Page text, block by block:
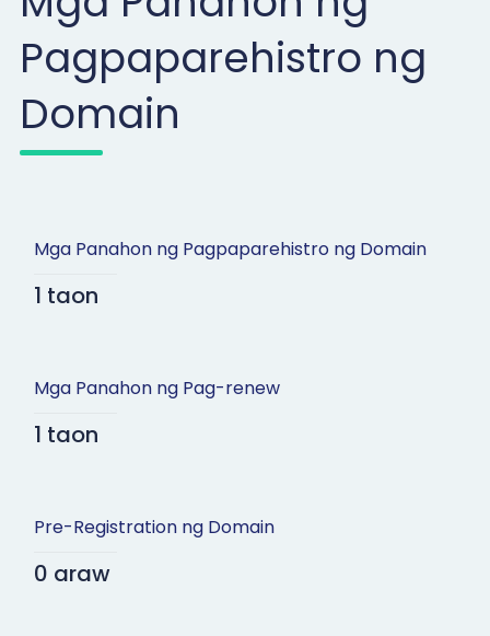
Pagpaparehistro ng
Domain
Mga Panahon ng Pagpaparehistro ng Domain
1 taon
Mga Panahon ng Pag-renew
1 taon
Pre-Registration ng Domain
0 araw